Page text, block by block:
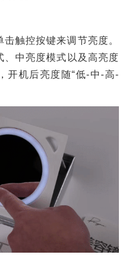
触控按键来调节亮度。
、中亮度模式以及高亮度
开机后亮度随“低-中-高-
节
绿色灯光闪烁时，美
内将设备放在美容镜背后